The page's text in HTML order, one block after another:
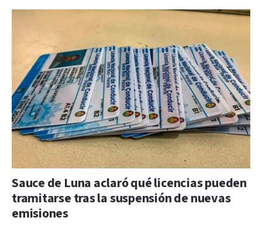
Sauce de Luna aclaró qué licencias pueden
tramitarse tras la suspensión de nuevas
emisiones